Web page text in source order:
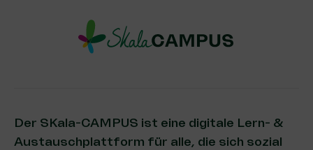
Der SKala-CAMPUS ist eine digitale Lern- &
Austauschplattform für alle, die sich sozial